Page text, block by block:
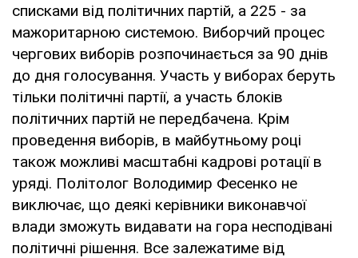
списками від політичних партій, а 225 - за
мажоритарною системою. Виборчий процес
чергових виборів розпочинається за 90 днів
до дня голосування. Участь у виборах беруть
тільки політичні партії, а участь блоків
політичних партій не передбачена. Крім
проведення виборів, в майбутньому році
також можливі масштабні кадрові ротації в
уряді. Політолог Володимир Фесенко не
виключає, що деякі керівники виконавчої
влади зможуть видавати на гора несподівані
політичні рішення. Все залежатиме від